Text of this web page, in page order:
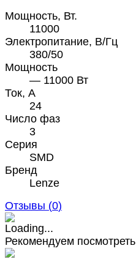
Мощность, Вт.
11000
Электропитание, В/Гц
380/50
Мощность
— 11000 Вт
Ток, А
24
Число фаз
3
Серия
SMD
Бренд
Lenze
Отзывы (0)
Рекомендуем посмотреть